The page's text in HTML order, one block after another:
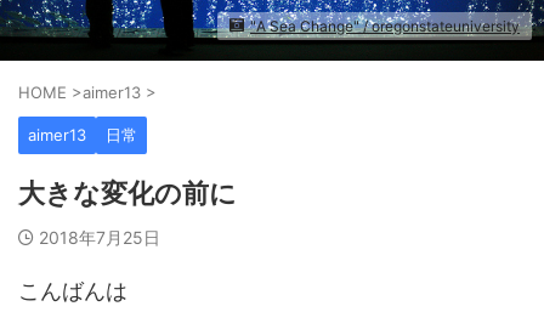
"A Sea Change" / oregonstateuniversity
HOME >aimer13 >
aimer13 日常
大きな変化の前に
2018年7月25日
こんばんは